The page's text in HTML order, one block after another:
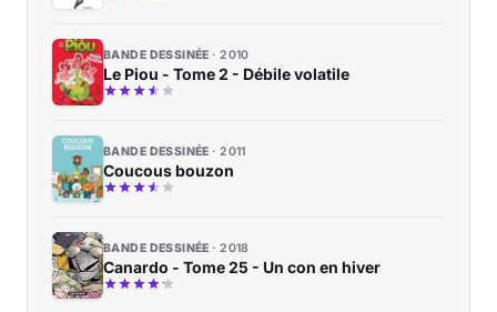
BANDE DESSINÉE 2010
Le Piou - Tome 2 - Débile volatile
BANDE DESSINÉE 2011
Coucous bouzon
BANDE DESSINÉE 2018
Canardo - Tome 25 - Un con en hiver